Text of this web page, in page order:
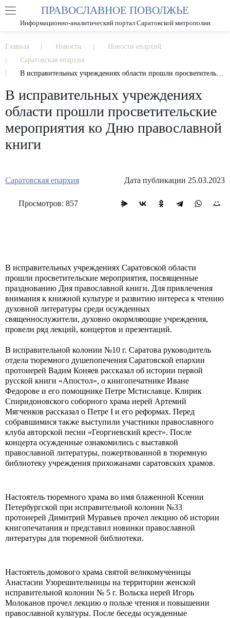
РАЗМЕР ШРИФТА А А
ПРАВОСЛАВНОЕ ПОВОЛЖЬЕ
Информационно-аналитический портал Саратовской митрополии
Главная Новости
Новости епархий
Саратовская епархия
В исправительных учреждениях области прошли просветительские мероприятия ко Дню православной книги
В исправительных учреждениях
области прошли просветительские
мероприятия ко Дню православной
книги
Саратовская епархия Дата публикации 25.03.2023
Просмотров: 857
В исправительных учреждениях Саратовской области
прошли просветительские мероприятия, посвященные
празднованию Дня православной книги. Для привлечения
внимания к книжной культуре и развитию интереса к чтению
духовной литературы среди осужденных
священнослужители, духовно окормляющие учреждения,
провели ряд лекций, концертов и презентаций.
В исправительной колонии №10 г. Саратова руководитель
отдела тюремного душепопечения Саратовской епархии
протоиерей Вадим Коняев рассказал об истории первой
русской книги «Апостол», о книгопечатнике Иване
Федорове и его помощнике Петре Мстиславце. Клирик
Спиридоновского соборного храма иерей Артемий
Мягченков рассказал о Петре I и его реформах. Перед
собравшимися также выступили участники православного
клуба авторской песни «Георгиевский крест». После
концерта осужденные ознакомились с выставкой
православной литературы, пожертвованной в тюремную
библиотеку учреждения прихожанами саратовских храмов.
Настоятель тюремного храма во имя блаженной Ксении
Петербургской при исправительной колонии №33
протоиерей Димитрий Муравьев прочел лекцию об истории
книгопечатания и представил новинки православной
литературы для тюремной библиотеки.
Настоятель домового храма святой великомученицы
Анастасии Узорешительницы на территории женской
исправительной колонии № 5 г. Вольска иерей Игорь
Молоканов прочел лекцию о пользе чтения и повышении
православной культуры. После беседы осужденные